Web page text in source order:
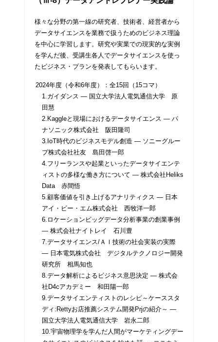
様々な分野の第一線の研究者、技術者、経営者から
データサイエンスを業務で扱うためのビジネス理論
を中心に学習します。研究や実業での現実的な実例
を学んだ後、受講生各人でデータサイエンスを使っ
たビジネス・プランを発表してもらいます。
2024年度（令和6年度）：全15回（15コマ）
1.ガイダンス ― 国立大学法人電気通信大学 原
田慧
2.Kaggleと現場におけるデータサイエンス ― パ
ナソニック株式会社 阪田隆司
3.IoT時代のビジネスモデル創造 ― ソニーグルー
プ株式会社社友 島田啓一郎
4.フリーランスや起業といったデータサイエンテ
ィストの多様な働き方について ― 株式会社Heliks
Data 赤間悟
5.顧客価値を引き上げるアナリティクス ― 日本
アイ・ビー・エム株式会社 西牧洋一郎
6.ロケーションビッグデータ分析事業の創業事例
― 株式会社ナイトレイ 石川豊
7.データサイエンス/ＡＩ技術の社会実装の実際
― 日本電気株式会社 デジタルテクノロジー開発
研究所 相馬知也
8.データ解析によるビジネス意思決定 ― 株式会
社D4cアカデミー 和田陽一郎
9.データサイエンティストのレシピ～ケーススタ
ディ:Rettyお店推薦システム開発Prjの紹介～ ―
国立大学法人電気通信大学 岩永二郎
10.宇宙物理学を学んだ人間がマーケティングデー